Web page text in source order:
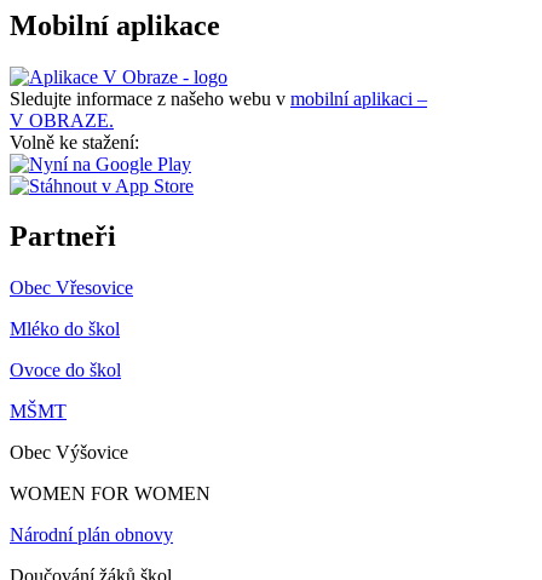
Mobilní aplikace
Sledujte informace z našeho webu v mobilní aplikaci –
V OBRAZE.
Volně ke stažení:
Partneři
Obec Vřesovice
Mléko do škol
Ovoce do škol
MŠMT
Obec Výšovice
WOMEN FOR WOMEN
Národní plán obnovy